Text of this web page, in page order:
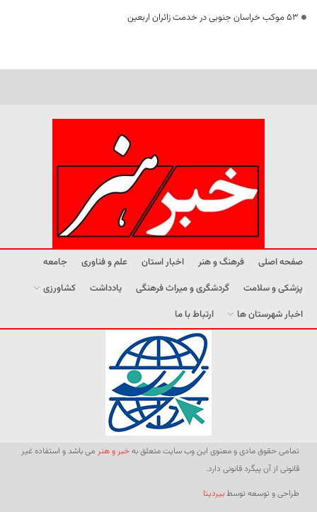
53 موکب خراسان جنوبی در خدمت زائران اربعین
صفحه اصلی فرهنگ و هنر اخبار استان علم و فناوری
جامعه
پزشکی و سلامت
گردشگری و میراث فرهنگی یادداشت
کشاورزی
اخبار شهرستان ها
ارتباط با ما
تمامی حقوق مادی و معنوی این وب سایت متعلق بهخبر و هنر می باشد و استفاده غیر
قانونی از آن پیگرد قانونی دارد.
طراحی و توسعه توسطبیردیتا